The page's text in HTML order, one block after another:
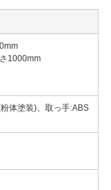
1000mm
体塗装)、取っ手:ABS